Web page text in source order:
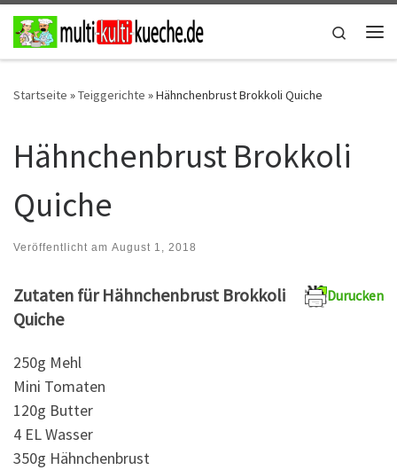
Zum Inhalt springen
Search
Startseite »Teiggerichte »Hähnchenbrust Brokkoli Quiche
Hähnchenbrust Brokkoli
Quiche
Veröffentlicht am August 1, 2018
Durucken
Zutaten für Hähnchenbrust Brokkoli
Quiche
250g Mehl
Mini Tomaten
120g Butter
4 EL Wasser
350g Hähnchenbrust